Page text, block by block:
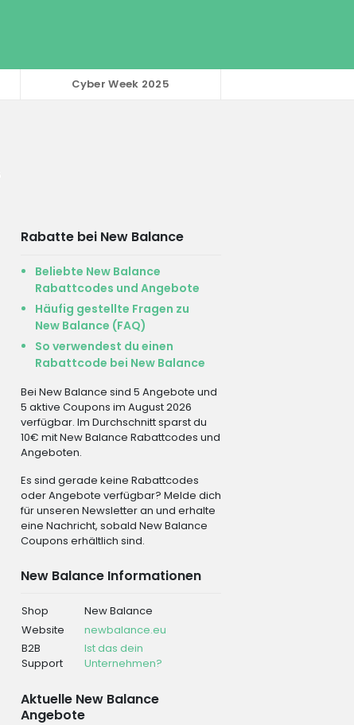
Cyber Week 2025
Rabatte bei New Balance
Beliebte New Balance
Rabattcodes und Angebote
Häufig gestellte Fragen zu
New Balance (FAQ)
So verwendest du einen
Rabattcode bei New Balance
Bei New Balance sind 5 Angebote und
5 aktive Coupons im August 2026
verfügbar. Im Durchschnitt sparst du
10€ mit New Balance Rabattcodes und
Angeboten.
Es sind gerade keine Rabattcodes
oder Angebote verfügbar? Melde dich
für unseren Newsletter an und erhalte
eine Nachricht, sobald New Balance
Coupons erhältlich sind.
New Balance Informationen
Shop
New Balance
Website
newbalance.eu
B2B
Support
Ist das dein
Unternehmen?
Aktuelle New Balance
Angebote